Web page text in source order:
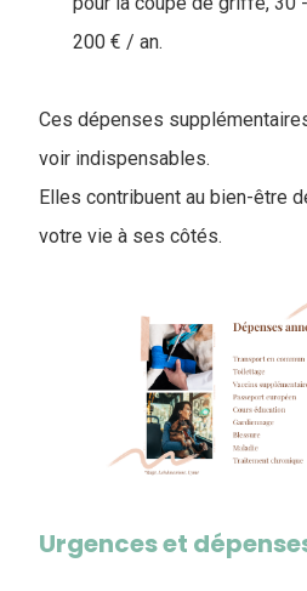
200 € / an.
Ces dépenses
voir indispensables.
Elles contribuent au bien-être
votre vie à ses côtés.
Urgences et